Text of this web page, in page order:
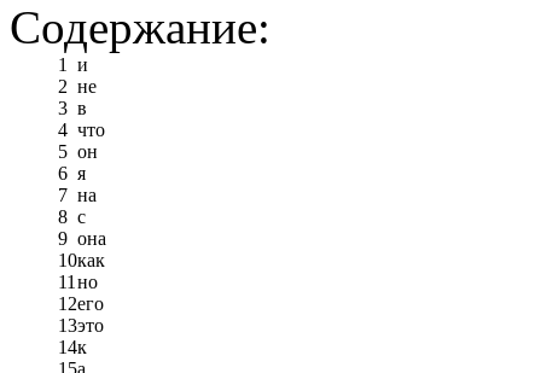
Содержание:
1
и
2 не
3 в
4 что
5 он
6 я
7 на
8 с
9 она
10как
11 но
12его
13это
14к